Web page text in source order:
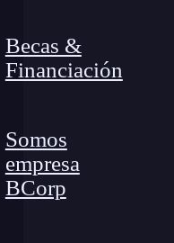
Becas &
Financiación
Somos
empresa
BCorp